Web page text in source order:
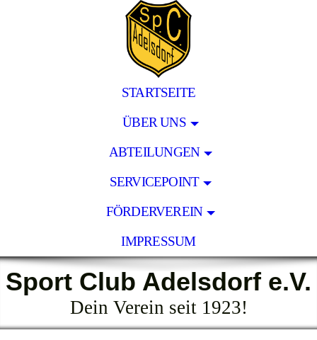
STARTSEITE
ÜBER UNS
ABTEILUNGEN
SERVICEPOINT
FÖRDERVEREIN
IMPRESSUM
Sport Club Adelsdorf e.V.
Dein Verein seit 1923!